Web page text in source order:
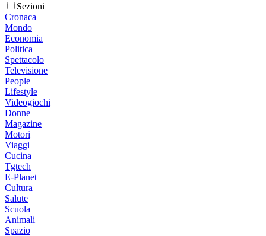
Sezioni
Cronaca
Mondo
Economia
Politica
Spettacolo
Televisione
People
Lifestyle
Videogiochi
Donne
Magazine
Motori
Viaggi
Cucina
Tgtech
E-Planet
Cultura
Salute
Scuola
Animali
Spazio